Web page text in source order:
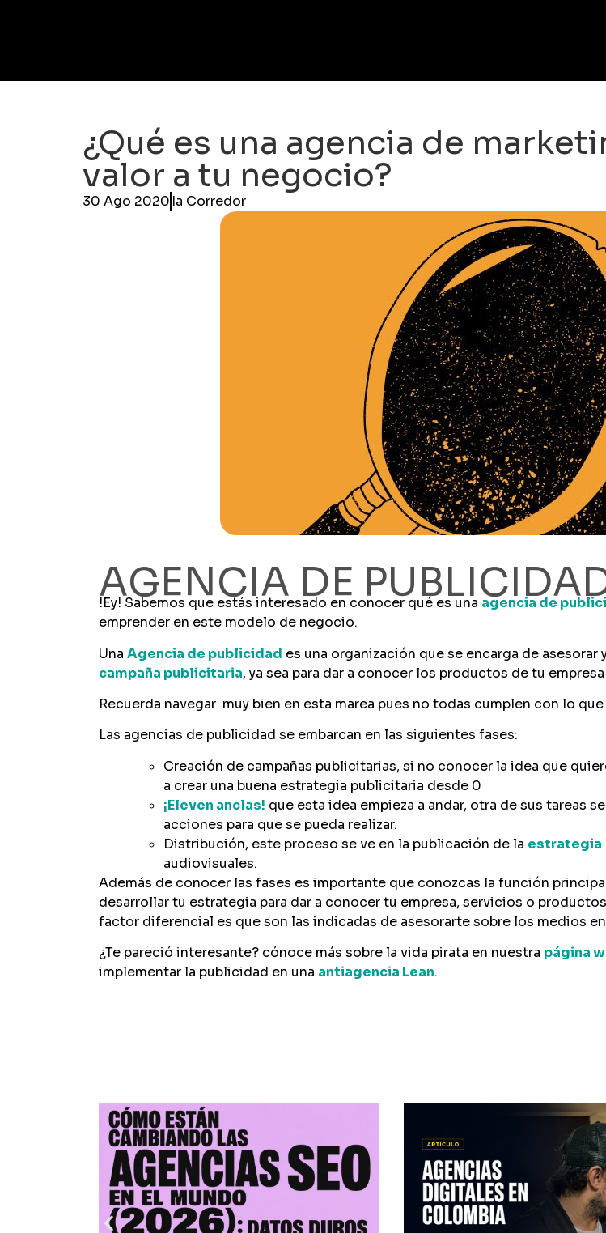
¿Qué es una agencia de
valor a tu negocio?
30 Ago 2020 Ia Corredor
AGENCIA DE
!Ey! Sabemos que estás interesado en conocer qué es una agencia de
emprender en este modelo de negocio.
Una Agencia de publicidad es una organización que se encarga de
campaña publicitaria, ya sea para dar a conocer los productos de tu
Recuerda navegar muy bien en esta marea pues no todas cumplen con lo
Las agencias de publicidad se embarcan en las siguientes fases:
Creación de campañas publicitarias, si no conocer la idea que
a crear una buena estrategia publicitaria desde 0
¡Eleven anclas! que esta idea empieza a andar, otra de sus tareas
acciones para que se pueda realizar.
Distribución, este proceso se ve en la publicación de la estrategia
audiovisuales.
Además de conocer las fases es importante que conozcas la función
desarrollar tu estrategia para dar a conocer tu empresa, servicios o
factor diferencial es que son las indicadas de asesorarte sobre los medios
¿Te pareció interesante? cónoce más sobre la vida pirata en nuestra página
implementar la publicidad en una antiagencia Lean.